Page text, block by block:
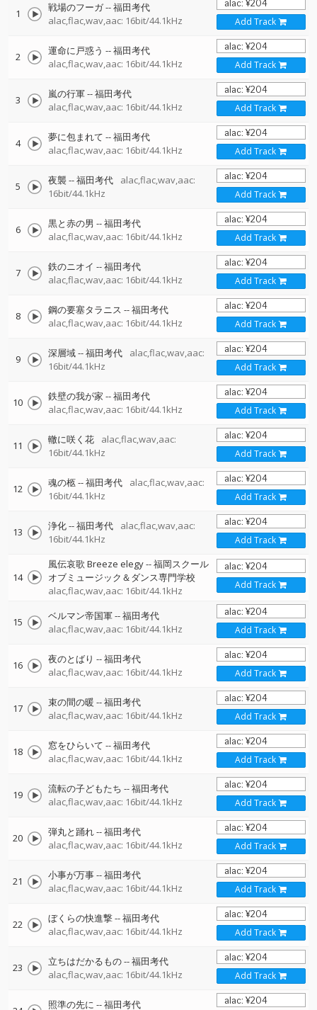
1 戦場のフーガ--福田考代
alac,flac,wav,aac: 16bit/44.1kHz
Add Track
2 運命に戸惑う --福田考代
alac,flac,wav,aac: 16bit/44.1kHz
Add Track
3 嵐の行軍--福田考代
alac,flac,wav,aac: 16bit/44.1kHz
Add Track
4 夢に包まれて --福田考代
alac,flac,wav,aac: 16bit/44.1kHz
Add Track
5 夜襲--福田考代
alac,flac,wav,aac:
16bit/44.1kHz
Add Track
6 黒と赤の男 --福田考代
alac,flac,wav,aac: 16bit/44.1kHz
Add Track
7 鉄のニオイ --福田考代
alac,flac,wav,aac: 16bit/44.1kHz
Add Track
8 鋼の要塞タラニス --福田考代
alac,flac,wav,aac: 16bit/44.1kHz
Add Track
9 深層域--福田考代
alac,flac,wav,aac:
16bit/44.1kHz
Add Track
10 鉄壁の我が家 --福田考代
alac,flac,wav,aac: 16bit/44.1kHz
Add Track
11 轍に咲く花
alac,flac,wav,aac:
16bit/44.1kHz
Add Track
12 魂の柩--福田考代
alac,flac,wav,aac:
16bit/44.1kHz
Add Track
13 浄化--福田考代
alac,flac,wav,aac:
16bit/44.1kHz
Add Track
14
風伝哀歌 Breeze elegy--福岡スクール
オブミュージック＆ダンス専門学校
alac,flac,wav,aac: 16bit/44.1kHz
Add Track
15 ベルマン帝国軍--福田考代
alac,flac,wav,aac: 16bit/44.1kHz
Add Track
16 夜のとばり --福田考代
alac,flac,wav,aac: 16bit/44.1kHz
Add Track
17 束の間の暖 --福田考代
alac,flac,wav,aac: 16bit/44.1kHz
Add Track
18 窓をひらいて --福田考代
alac,flac,wav,aac: 16bit/44.1kHz
Add Track
19 流転の子どもたち --福田考代
alac,flac,wav,aac: 16bit/44.1kHz
Add Track
20 弾丸と踊れ--福田考代
alac,flac,wav,aac: 16bit/44.1kHz
Add Track
21 小事が万事--福田考代
alac,flac,wav,aac: 16bit/44.1kHz
Add Track
22 ぼくらの快進撃--福田考代
alac,flac,wav,aac: 16bit/44.1kHz
Add Track
23 立ちはだかるもの--福田考代
alac,flac,wav,aac: 16bit/44.1kHz
Add Track
照準の先に --福田考代